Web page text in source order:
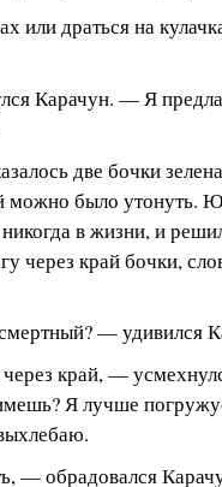
или драться на
Карачун. — Я
две бочки
можно было утонуть.
в жизни, и
через край бочки,
— удивился
край, —
Я лучше
— обрадовался